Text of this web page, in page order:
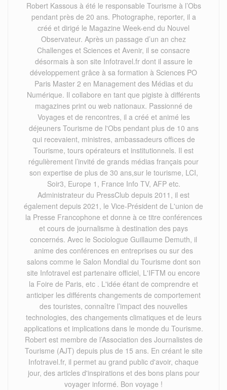
Robert Kassous à été le responsable Tourisme à l’Obs
pendant près de 20 ans. Photographe, reporter, il a
créé et dirigé le Magazine Week-end du Nouvel
Observateur. Après un passage d’un an chez
Challenges et Sciences et Avenir, il se consacre
désormais à son site Infotravel.fr dont il assure le
développement grâce à sa formation à Sciences PO
Paris Master 2 en Management des Médias et du
Numérique. Il collabore en tant que pigiste à différents
magazines print ou web nationaux. Passionné de
Voyages et de rencontres, il a créé et animé les
déjeuners Tourisme de l'Obs pendant plus de 10 ans
qui recevaient, ministres, ambassadeurs offices de
Tourisme, tours opérateurs et institutionnels. Il est
régulièrement l’invité de grands médias français pour
son expertise de plus de 30 ans,sur le tourisme, LCI,
Soir3, Europe 1, France Info TV, AFP etc.
Administrateur du PressClub depuis 2011, il est
également depuis 2021, le Vice-Président de L'union de
la Presse Francophone et donne à ce titre conférences
et cours de journalisme à destination des pays
concernés. Avec le Sociologue Guillaume Demuth, il
anime des conférences en entreprises ou sur des
salons comme le Salon Mondial du Tourisme dont son
site Infotravel est partenaire officiel, L'IFTM ou encore
la Foire de Paris, etc . L'idée étant de comprendre et
anticiper les différents changements de comportement
des touristes, connaître l’impact des nouvelles
technologies, des changements climatiques et de leurs
applications et implications dans le monde du Tourisme.
Robert est membre de l’Association des Journalistes de
Tourisme (AJT) depuis plus de 15 ans. En créant le site
Infotravel.fr, il permet au grand public d'avoir, chaque
jour, des articles d'inspirations et des bons plans pour
voyager informé. Bon voyage !